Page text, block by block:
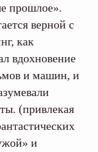
прошлое».
верной с
как
вдохновение
и машин, и
(привлекая
и